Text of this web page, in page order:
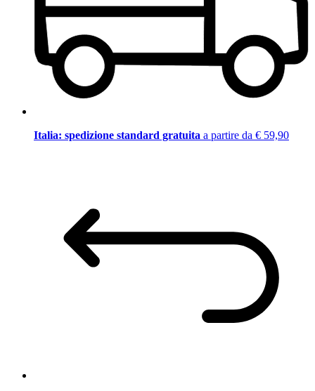
Italia: spedizione standard gratuita a partire da € 59,90